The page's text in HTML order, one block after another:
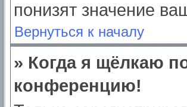
понизят значение
Вернуться к началу
» Когда я щёлкаю
конференцию!